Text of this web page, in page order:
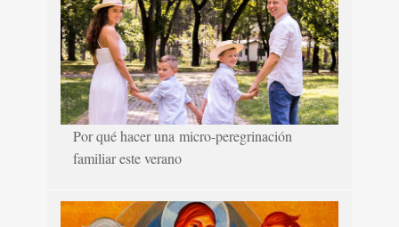
Por qué hacer una micro-peregrinación
familiar este verano